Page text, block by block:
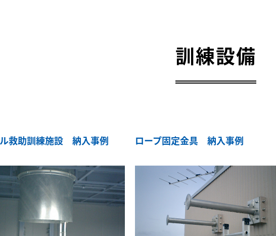
訓練設備
救助訓練施設 納入事例 ロープ固定金具 納入事例